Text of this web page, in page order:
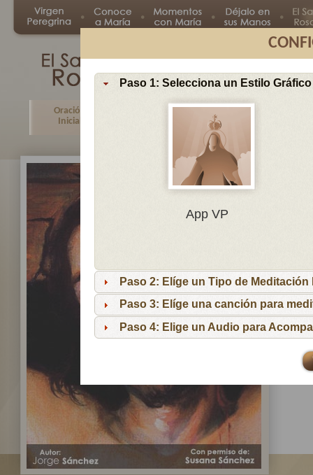
Paso 1: Selecciona un Estilo Gráfico
App VP
Paso 2: Elíge un Tipo de Meditación
Paso 3: Elíge una canción para
Paso 4: Elige un Audio para
Oración
Inicial
Misterio